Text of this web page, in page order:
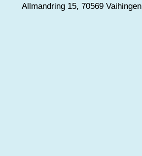
Allmandring 15, 70569 Vaihingen